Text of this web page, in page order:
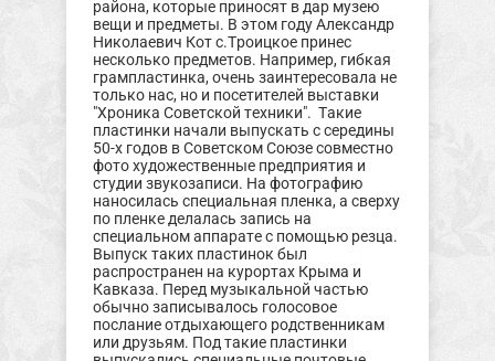
района, которые приносят в дар музею
вещи и предметы. В этом году Александр
Николаевич Кот с.Троицкое принес
несколько предметов. Например, гибкая
грампластинка, очень заинтересовала не
только нас, но и посетителей выставки
"Хроника Советской техники". Такие
пластинки начали выпускать с середины
50-х годов в Советском Союзе совместно
фото художественные предприятия и
студии звукозаписи. На фотографию
наносилась специальная пленка, а сверху
по пленке делалась запись на
специальном аппарате с помощью резца.
Выпуск таких пластинок был
распространен на курортах Крыма и
Кавказа. Перед музыкальной частью
обычно записывалось голосовое
послание отдыхающего родственникам
или друзьям. Под такие пластинки